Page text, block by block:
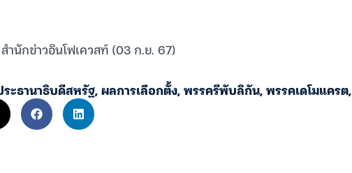
ำนักข่าวอินโฟเควสท์ (03 ก.ย. 67)
ะธานาธิบดีสหรัฐ,ผลการเลือกตั้ง,พรรครีพับลิกัน,พรรคเดโมแครต,